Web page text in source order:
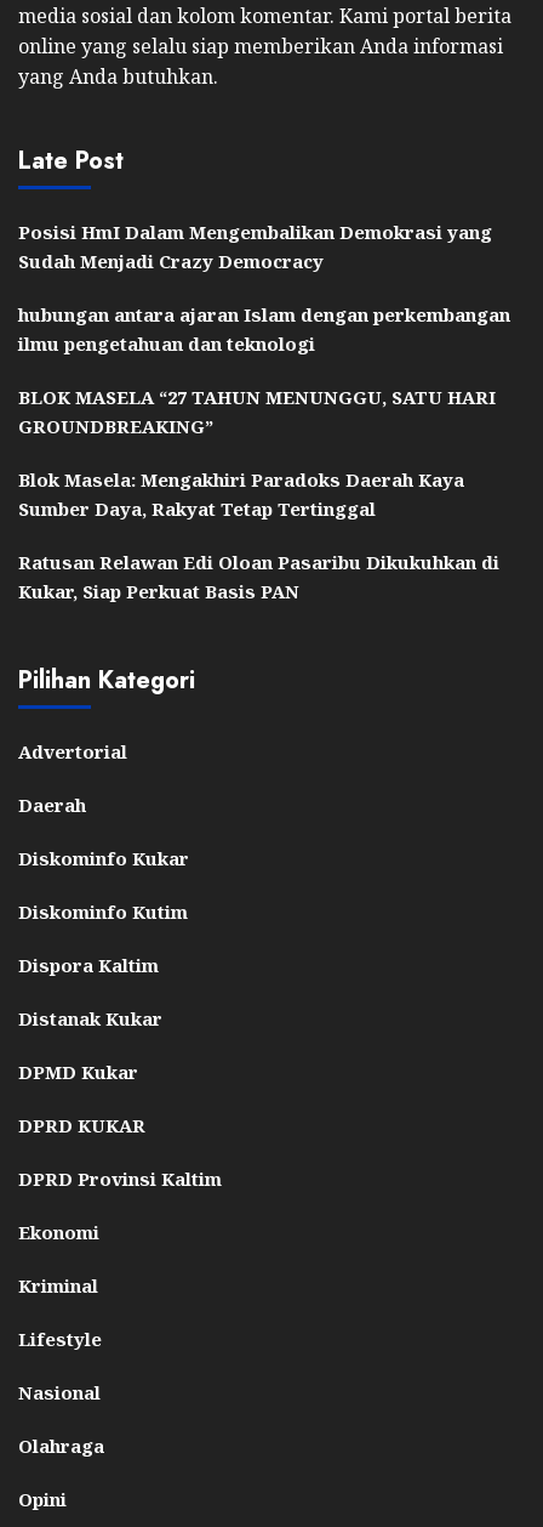
media sosial dan kolom komentar. Kami portal berita
online yang selalu siap memberikan Anda informasi
yang Anda butuhkan.
Late Post
Posisi HmI Dalam Mengembalikan Demokrasi yang
Sudah Menjadi Crazy Democracy
hubungan antara ajaran Islam dengan perkembangan
ilmu pengetahuan dan teknologi
BLOK MASELA “27 TAHUN MENUNGGU, SATU HARI
GROUNDBREAKING”
Blok Masela: Mengakhiri Paradoks Daerah Kaya
Sumber Daya, Rakyat Tetap Tertinggal
Ratusan Relawan Edi Oloan Pasaribu Dikukuhkan di
Kukar, Siap Perkuat Basis PAN
Pilihan Kategori
Advertorial
Daerah
Diskominfo Kukar
Diskominfo Kutim
Dispora Kaltim
Distanak Kukar
DPMD Kukar
DPRD KUKAR
DPRD Provinsi Kaltim
Ekonomi
Kriminal
Lifestyle
Nasional
Olahraga
Opini